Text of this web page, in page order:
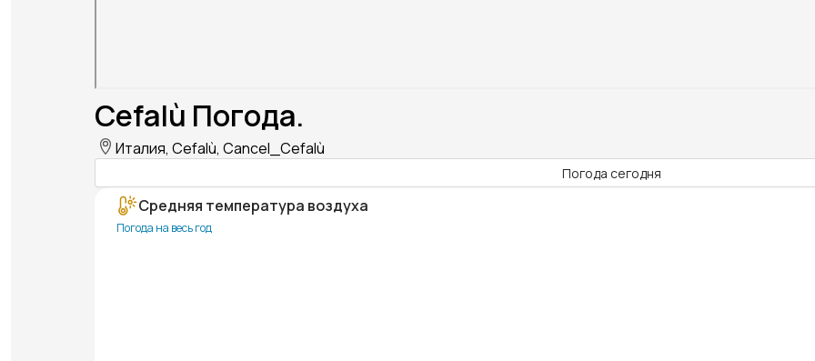
Cefalù Погода.
Италия, Cefalù, Cancel_Cefalù
Погода сегодня
Средняя температура воздуха
Погода на весь год